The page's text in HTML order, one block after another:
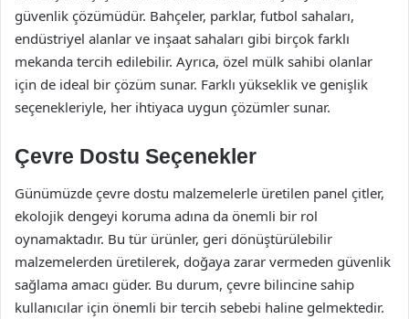
güvenlik çözümüdür. Bahçeler, parklar, futbol sahaları,
endüstriyel alanlar ve inşaat sahaları gibi birçok farklı
mekanda tercih edilebilir. Ayrıca, özel mülk sahibi olanlar
için de ideal bir çözüm sunar. Farklı yükseklik ve genişlik
seçenekleriyle, her ihtiyaca uygun çözümler sunar.
Çevre Dostu Seçenekler
Günümüzde çevre dostu malzemelerle üretilen panel çitler,
ekolojik dengeyi koruma adına da önemli bir rol
oynamaktadır. Bu tür ürünler, geri dönüştürülebilir
malzemelerden üretilerek, doğaya zarar vermeden güvenlik
sağlama amacı güder. Bu durum, çevre bilincine sahip
kullanıcılar için önemli bir tercih sebebi haline gelmektedir.